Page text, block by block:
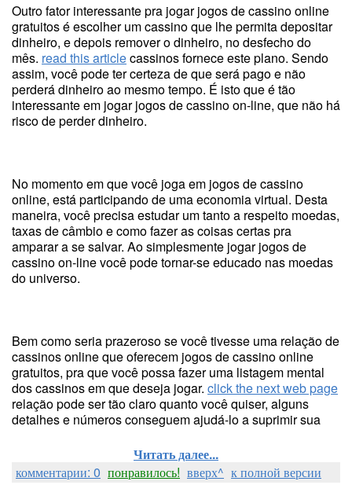
Outro fator interessante pra jogar jogos de cassino online
gratuitos é escolher um cassino que lhe permita depositar
dinheiro, e depois remover o dinheiro, no desfecho do
mês. read this articlecassinos fornece este plano. Sendo
assim, você pode ter certeza de que será pago e não
perderá dinheiro ao mesmo tempo. É isto que é tão
interessante em jogar jogos de cassino on-line, que não há
risco de perder dinheiro.
No momento em que você joga em jogos de cassino
online, está participando de uma economia virtual. Desta
maneira, você precisa estudar um tanto a respeito moedas,
taxas de câmbio e como fazer as coisas certas pra
amparar a se salvar. Ao simplesmente jogar jogos de
cassino on-line você pode tornar-se educado nas moedas
do universo.
Bem como seria prazeroso se você tivesse uma relação de
cassinos online que oferecem jogos de cassino online
gratuitos, pra que você possa fazer uma listagem mental
dos cassinos em que deseja jogar. click the next web page
relação pode ser tão claro quanto você quiser, alguns
detalhes e números conseguem ajudá-lo a suprimir sua
Читать далее...
комментарии: 0 понравилось! вверх^ к полной версии